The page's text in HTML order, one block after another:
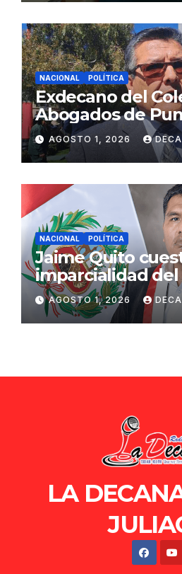
NACIONAL POLÍTICA
Exdecano del
Abogados de
propuestas
ciudadana
AGOSTO 1, 2026
NACIONAL POLÍTICA
Jaime Quito
imparcialidad
Constitucional
de Ollanta
AGOSTO 1, 2026
LA